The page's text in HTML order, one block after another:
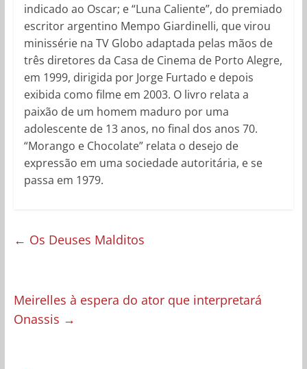
indicado ao Oscar; e “Luna Caliente”, do premiado
escritor argentino Mempo Giardinelli, que virou
minissérie na TV Globo adaptada pelas mãos de
três diretores da Casa de Cinema de Porto Alegre,
em 1999, dirigida por Jorge Furtado e depois
exibida como filme em 2003. O livro relata a
paixão de um homem maduro por uma
adolescente de 13 anos, no final dos anos 70.
“Morango e Chocolate” relata o desejo de
expressão em uma sociedade autoritária, e se
passa em 1979.
← Os Deuses Malditos
Meirelles à espera do ator que interpretará
Onassis →